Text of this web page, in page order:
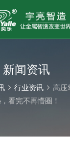
新闻资讯
行业资讯
高压
看完不再懵圈！